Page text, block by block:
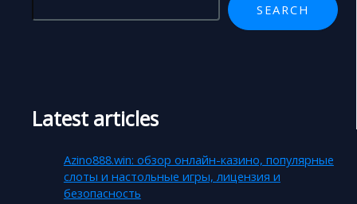
SEARCH
Latest articles
Azino888.win: обзор онлайн-казино, популярные
слоты и настольные игры, лицензия и
безопасность